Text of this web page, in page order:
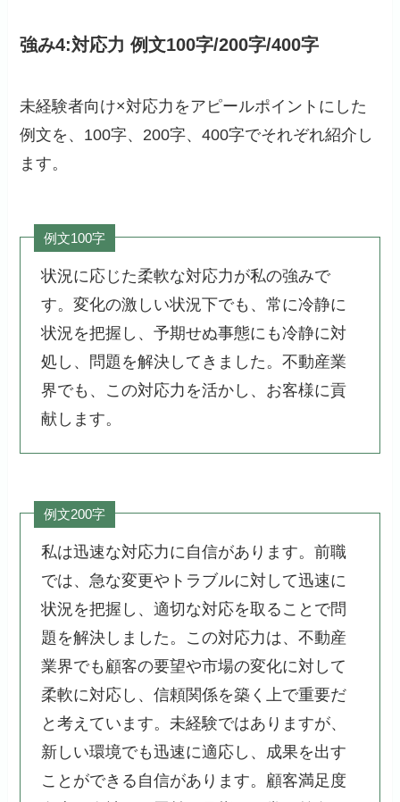
強み4:対応力 例文100字/200字/400字
未経験者向け×対応力をアピールポイントにした
例文を、100字、200字、400字でそれぞれ紹介し
ます。
例文100字
状況に応じた柔軟な対応力が私の強みで
す。変化の激しい状況下でも、常に冷静に
状況を把握し、予期せぬ事態にも冷静に対
処し、問題を解決してきました。不動産業
界でも、この対応力を活かし、お客様に貢
献します。
例文200字
私は迅速な対応力に自信があります。前職
では、急な変更やトラブルに対して迅速に
状況を把握し、適切な対応を取ることで問
題を解決しました。この対応力は、不動産
業界でも顧客の要望や市場の変化に対して
柔軟に対応し、信頼関係を築く上で重要だ
と考えています。未経験ではありますが、
新しい環境でも迅速に適応し、成果を出す
ことができる自信があります。顧客満足度